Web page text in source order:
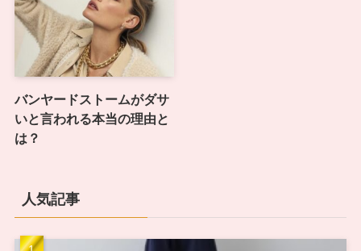
バンヤードストームがダサ
いと言われる本当の理由と
は？
人気記事